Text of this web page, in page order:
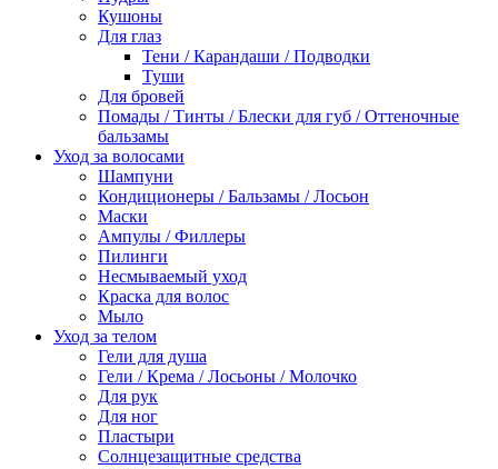
Кушоны
Для глаз
Тени / Карандаши / Подводки
Туши
Для бровей
Помады / Тинты / Блески для губ / Оттеночные
бальзамы
Уход за волосами
Шампуни
Кондиционеры / Бальзамы / Лосьон
Маски
Ампулы / Филлеры
Пилинги
Несмываемый уход
Краска для волос
Мыло
Уход за телом
Гели для душа
Гели / Крема / Лосьоны / Молочко
Для рук
Для ног
Пластыри
Солнцезащитные средства